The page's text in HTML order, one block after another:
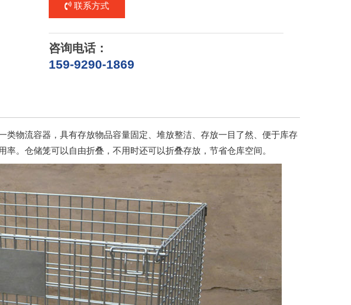
联系方式
咨询电话：
159-9290-1869
类物流容器，具有存放物品容量固定、堆放整洁、存放一目了然、便于库存
。仓储笼可以自由折叠，不用时还可以折叠存放，节省仓库空间。